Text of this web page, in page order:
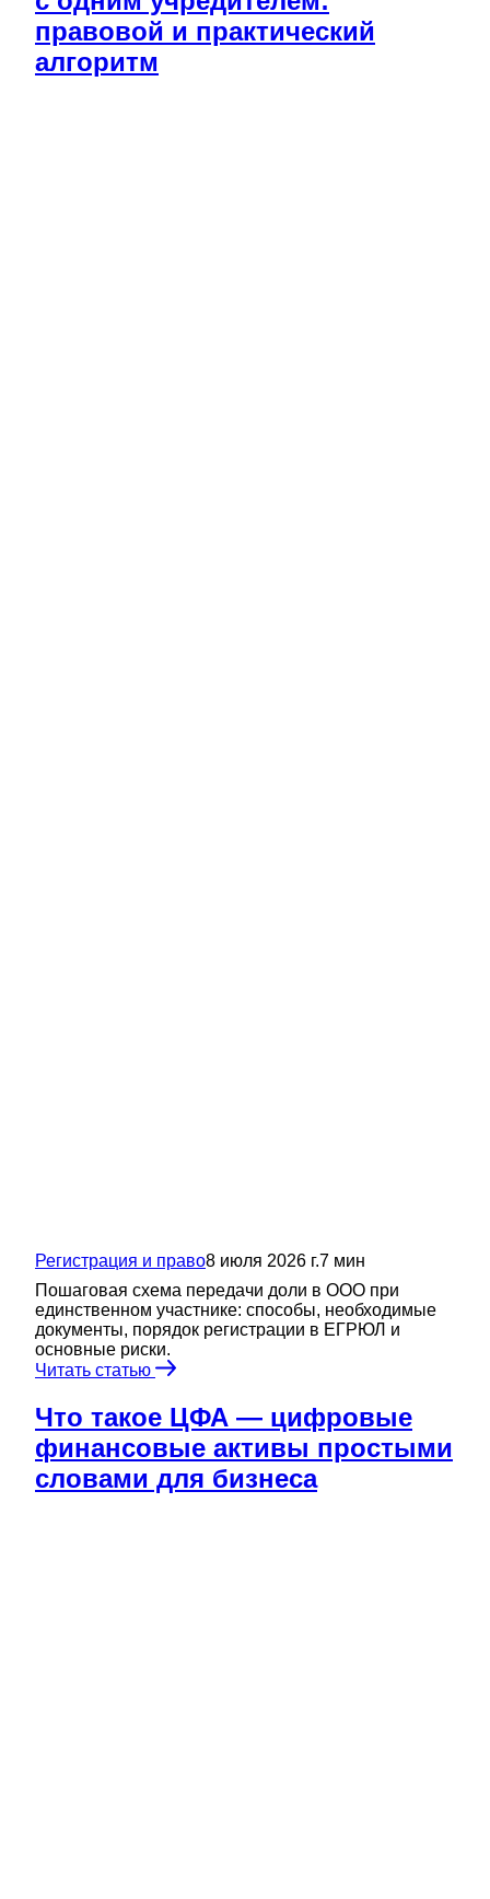
правовой и практический
алгоритм
Регистрация и право8 июля 2026 г.7 мин
Пошаговая схема передачи доли в ООО при
единственном участнике: способы, необходимые
документы, порядок регистрации в ЕГРЮЛ и
основные риски.
Читать статью
Что такое ЦФА — цифровые
финансовые активы простыми
словами для бизнеса